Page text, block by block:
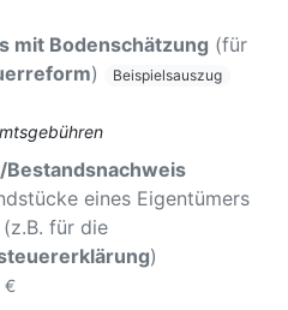
mit Bodenschätzung (für
) Beispielsauszug
eines Eigentümers
für die
)
€